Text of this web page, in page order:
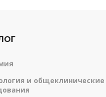
и общеклинические